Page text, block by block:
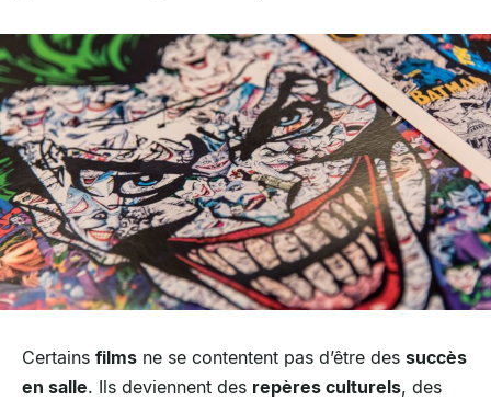
Certains films ne se contentent pas d’être des succès
en salle. Ils deviennent des repères culturels, des